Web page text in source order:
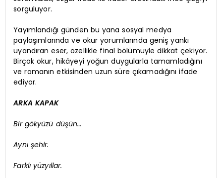
sorguluyor.
Yayımlandığı günden bu yana sosyal medya
paylaşımlarında ve okur yorumlarında geniş yankı
uyandıran eser, özellikle final bölümüyle dikkat çekiyor.
Birçok okur, hikâyeyi yoğun duygularla tamamladığını
ve romanın etkisinden uzun süre çıkamadığını ifade
ediyor.
ARKA KAPAK
Bir gökyüzü düşün…
Aynı şehir.
Farklı yüzyıllar.